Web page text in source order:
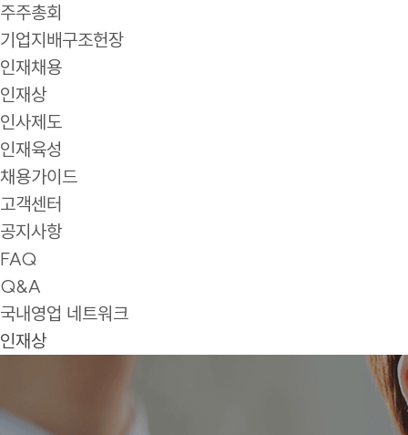
주주총회
기업지배구조헌장
인재채용
인재상
인사제도
인재육성
채용가이드
고객센터
공지사항
FAQ
Q&A
국내영업 네트워크
인재상